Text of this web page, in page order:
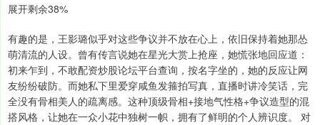
展开剩余38%
有趣的是，王影璐似乎对这些争议并不放在心上，依旧保持着她那怂
萌清流的人设。曾有传言说她在星光大赏上抢座，她慌张地回应道：
初来乍到，不敢配资炒股论坛平台查询，按名字坐的，她的反应让网
友纷纷破防。而她私下里爱穿咸鱼发箍拍写真，直播时讲冷笑话，完
全没有骨相美人的疏离感。这种顶级骨相+接地气性格+争议造型的混
搭风格，让她在一众小花中独树一帜，拥有了鲜明的个人辨识度。 对